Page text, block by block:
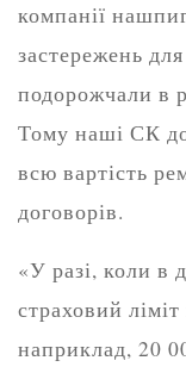
компанії
застережень
подорожчали в
Тому наші СК
всю вартість
договорів.
«У разі, коли в
страховий
наприклад, 20